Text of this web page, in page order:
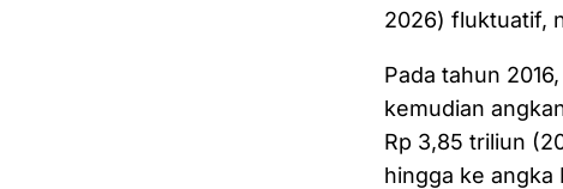
2026) fluktuatif,
Pada tahun
kemudian
Rp 3,85 triliun
hingga ke angka